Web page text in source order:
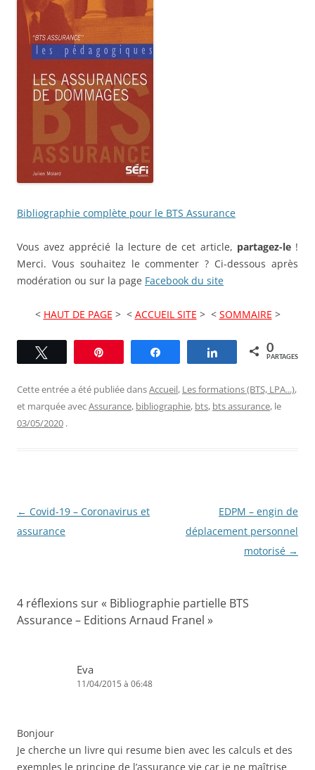
Bibliographie complète pour le BTS Assurance
Vous avez apprécié la lecture de cet article, partagez-le!
Merci. Vous souhaitez le commenter ? Ci-dessous après
modération ou sur la page Facebook du site
< HAUT DE PAGE > < ACCUEIL SITE > < SOMMAIRE >
Partagez 0
PARTAGES
Cette entrée a été publiée dansAccueil, Les formations (BTS, LPA...),
et marquée avecAssurance, bibliographie, bts, bts assurance, le
03/05/2020 .
Navigation
des
← Covid-19 – Coronavirus et
assurance
EDPM – engin de
déplacement personnel
motorisé →
4 réflexions sur « Bibliographie partielle BTS
Assurance – Editions Arnaud Franel »
Eva
11/04/2015 à 06:48
Bonjour
Je cherche un livre qui resume bien avec les calculs et des
exemples le principe de l’assurance vie car je ne maîtrise